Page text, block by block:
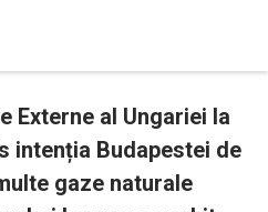
Externe al Ungariei la
intenția Budapestei de
gaze naturale